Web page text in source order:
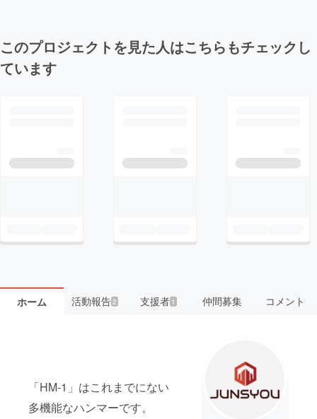
このプロジェクトを見た人はこちらもチェックし
ています
ホーム 活動報告2 支援者 1 仲間募集 コメント
「HM-1」はこれまでにない
多機能なハンマーです。